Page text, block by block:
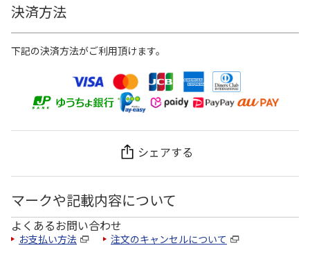
決済方法
下記の決済方法がご利用頂けます。
シェアする
マークや記載内容について
よくあるお問い合わせ
お支払い方法 注文のキャンセルについて